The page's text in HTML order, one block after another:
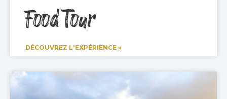
Food Tour
DÉCOUVREZ L'EXPÉRIENCE »